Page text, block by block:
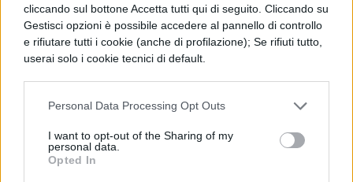
cliccando sul bottone Accetta tutti qui di seguito. Cliccando su
Gestisci opzioni è possibile accedere al pannello di controllo
e rifiutare tutti i cookie (anche di profilazione); Se rifiuti tutto,
userai solo i cookie tecnici di default.
Personal Data Processing Opt Outs
I want to opt-out of the Sharing of my
personal data.
Opted In
minimo d'intelligenza , qualunque nuova
causa o richiesta di parere si presenti,
sostenerla sotto l'aspetto giuridico, una
volta che si sappia da quale principio
occorre partire.